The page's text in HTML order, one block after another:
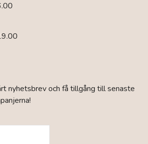
nyhetsbrev och få tillgång till senaste